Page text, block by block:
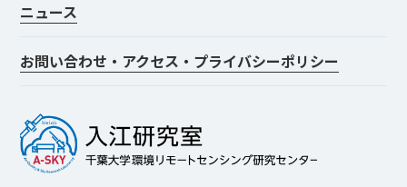
ニュース
お問い合わせ・アクセス・プライバシーポリシー